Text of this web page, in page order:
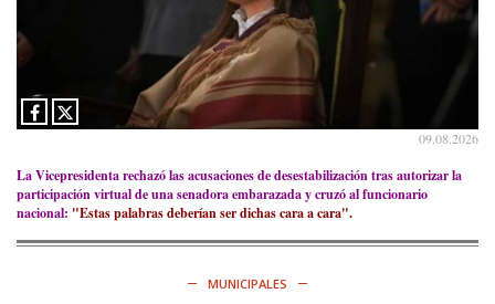
Ver en X
09.08.2026
La Vicepresidenta rechazó las acusaciones de desestabilización tras autorizar la
participación virtual de una senadora embarazada y cruzó al funcionario
nacional: "Estas palabras deberían ser dichas cara a cara".
MUNICIPALES